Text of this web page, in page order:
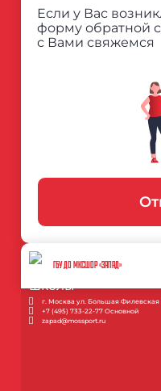
Если у Вас
форму обратной
с Вами свяжемся
ГБУ ДО МКСШОР «ЗАПАД»
г. Москва ул. Большая Филевская
+7 (495) 733-22-77 Основной
zapad@mossport.ru